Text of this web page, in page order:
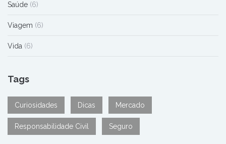
Saúde (6)
Viagem (6)
Vida (6)
Tags
Curiosidades Dicas Mercado
Responsabilidade Civil Seguro